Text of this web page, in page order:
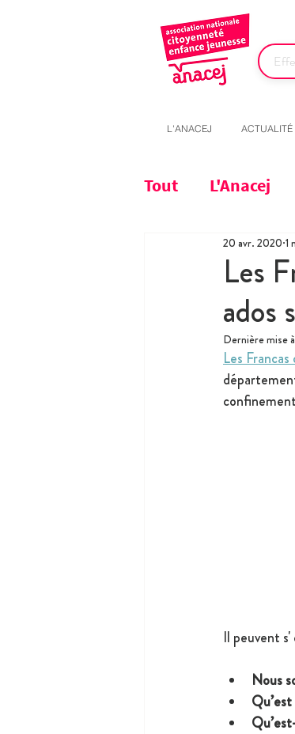
L'ANACEJ ACTUALITÉ
Tout L'Anacej
Les
ados
20 avr. 2020 1
Dernière mise
Les
Il peuvent
Nous